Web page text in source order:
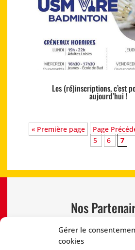
Gérer le
cookies
Les (ré)inscriptions, c’est
aujourd’hui !
« Première page Page
5
6 7
Nos